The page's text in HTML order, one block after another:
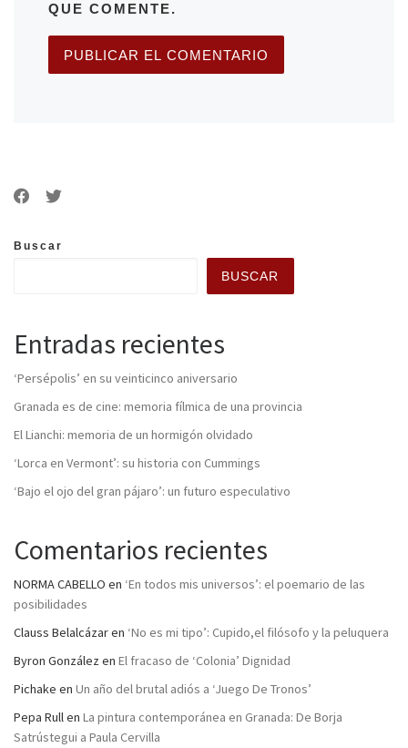
QUE COMENTE.
Buscar
BUSCAR
Entradas recientes
‘Persépolis’ en su veinticinco aniversario
Granada es de cine: memoria fílmica de una provincia
El Lianchi: memoria de un hormigón olvidado
‘Lorca en Vermont’: su historia con Cummings
‘Bajo el ojo del gran pájaro’: un futuro especulativo
Comentarios recientes
NORMA CABELLO en ‘En todos mis universos’: el poemario de las
posibilidades
Clauss Belalcázaren ‘No es mi tipo’: Cupido,el filósofo y la peluquera
Byron González en El fracaso de ‘Colonia’ Dignidad
Pichake en Un año del brutal adiós a ‘Juego De Tronos’
Pepa Rullen La pintura contemporánea en Granada: De Borja
Satrústegui a Paula Cervilla